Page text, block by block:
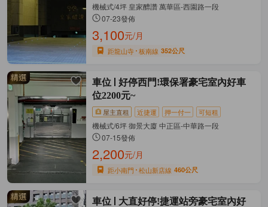
機械式/4坪 皇家醴讚 萬華區-西園路一段
07-23發佈
3,100元/月
距龍山寺 板南線 352公尺
車位
好停西門!環保署豪宅室內好車
位2200元~
屋主直租 近捷運 押一付一 可短租
機械式/6坪 御景大廈 中正區-中華路一段
07-15發佈
2,200元/月
距小南門 松山新店線 460公尺
車位
大直好停!捷運站旁豪宅室內好